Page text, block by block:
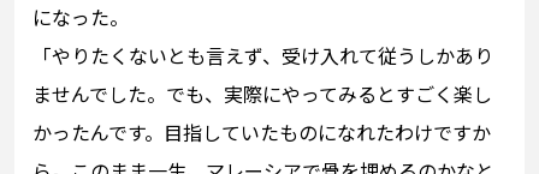
になった。
「やりたくないとも言えず、受け入れて従うしかあり
ませんでした。でも、実際にやってみるとすごく楽し
かったんです。目指していたものになれたわけですか